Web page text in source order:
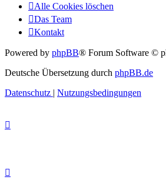
Alle Cookies löschen
Das Team
Kontakt
Powered by phpBB® Forum Software ©
Deutsche Übersetzung durch phpBB.de
Datenschutz | Nutzungsbedingungen